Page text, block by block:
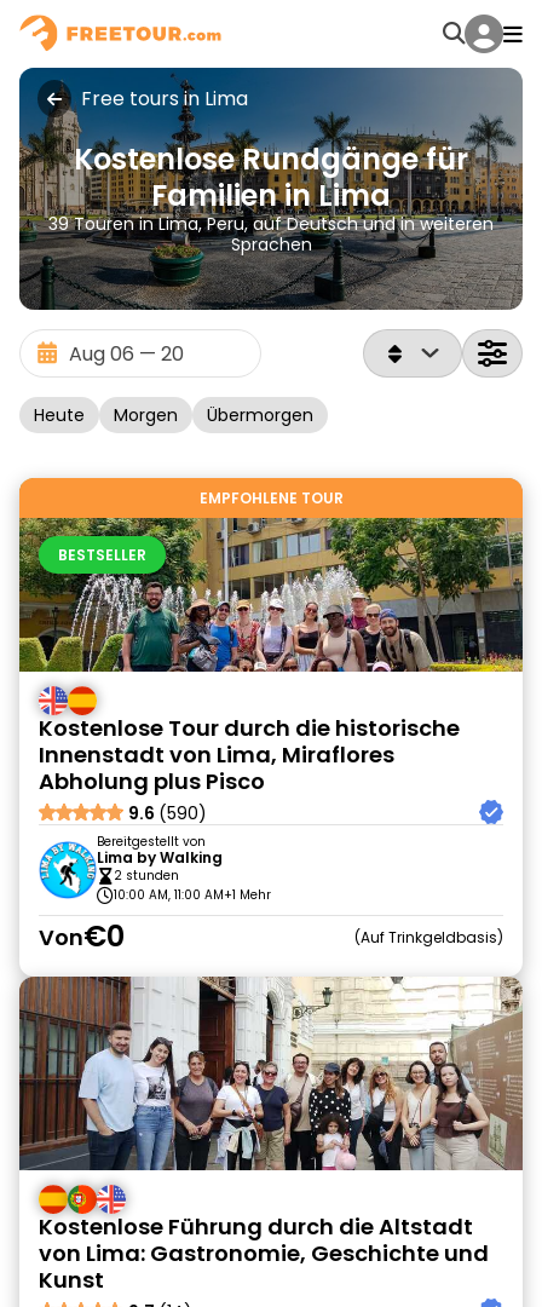
Free tours in Lima
Kostenlose Rundgänge für
Familien in Lima
39 Touren in Lima, Peru, auf Deutsch und in weiteren
Sprachen
Heute Morgen Übermorgen
EMPFOHLENE TOUR
BESTSELLER
Kostenlose Tour durch die historische
Innenstadt von Lima, Miraflores
Abholung plus Pisco
9.6 (590)
Bereitgestellt von
Lima by Walking
2 stunden
10:00 AM, 11:00 AM+1 Mehr
Von€0 Auf Trinkgeldbasis
Kostenlose Führung durch die Altstadt
von Lima: Gastronomie, Geschichte und
Kunst